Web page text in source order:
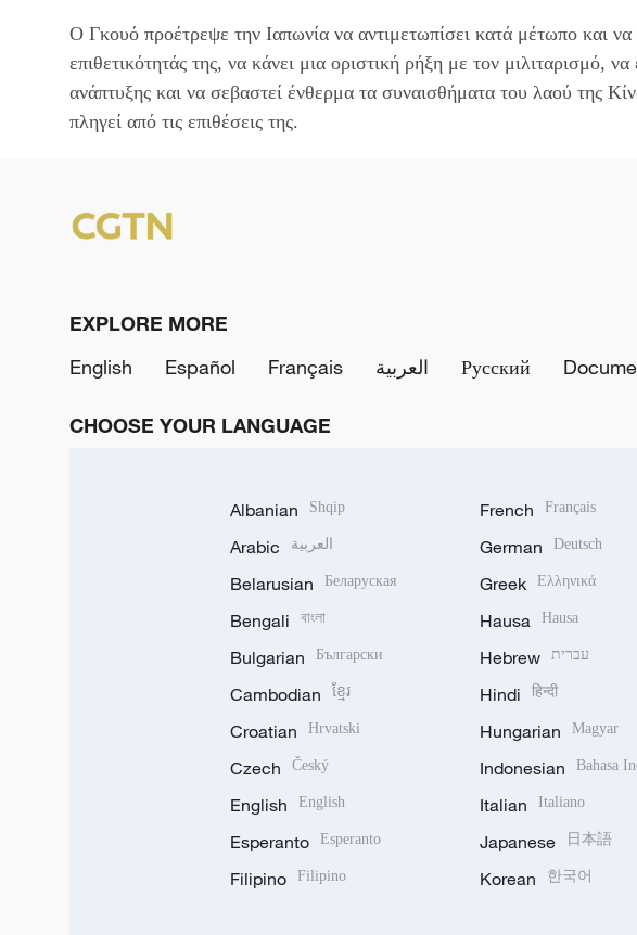
Ο Γκουό προέτρεψε την Ιαπωνία να αντιμετωπίσει κατά μέτωπο και να
επιθετικότητάς της, να κάνει μια οριστική ρήξη με τον μιλιταρισμό, να
ανάπτυξης και να σεβαστεί ένθερμα τα συναισθήματα του λαού της
πληγεί από τις επιθέσεις της.
EXPLORE MORE
English
Español Français العربية Русский
CHOOSE YOUR LANGUAGE
Albanian Shqip
Arabic العربية
Belarusian Беларуская
Bengali বাংলা
Bulgarian Български
Cambodian ខ្មែរ
Croatian Hrvatski
Czech Český
English English
Esperanto Esperanto
Filipino Filipino
French Français
German Deutsch
Greek Ελληνικά
Hausa Hausa
Hebrew עברית
Hindi हिन्दी
Hungarian Magyar
Indonesian Bahasa
Italian Italiano
Japanese 日本語
Korean 한국어